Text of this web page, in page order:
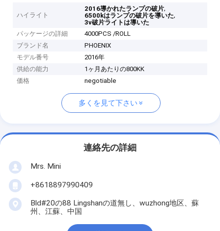
ハイライト
2016導かれたランプの破片,
6500kはランプの破片を導いた,
3v破片ライトは導いた
パッケージの詳細
4000PCS /ROLL
ブランド名
PHOENIX
モデル番号
2016年
供給の能力
1ヶ月あたりの800KK
価格
negotiable
多くを見て下さい
連絡先の詳細
Mrs. Mini
+8618897990409
Bld#20の88 Lingshanの道無し、wuzhong地区、蘇
州、江蘇、中国